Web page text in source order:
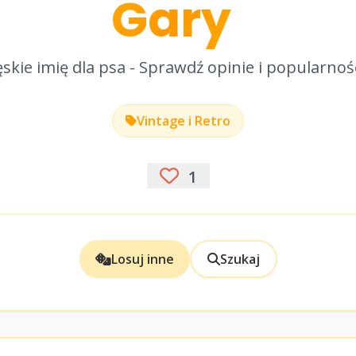
Gary
imię dla psa - Sprawdź opinie i
Vintage i Retro
1
Losuj inne Szukaj